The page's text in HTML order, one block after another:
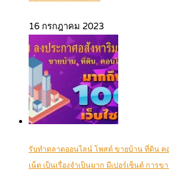
16 กรกฎาคม 2023
รับทำตลาดออนไลน์ โพสต์ ขายบ้าน ที่ดิน ค
เน็ต เป็นเรื่องจำเป็นมาก มีเปอร์เซ็นต์ การข